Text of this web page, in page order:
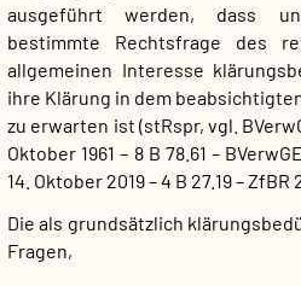
ausgeführt werden, dass
bestimmte Rechtsfrage des
allgemeinen Interesse
ihre Klärung in dem
zu erwarten ist (stRspr, vgl.
Oktober 1961 – 8 B 78.61 –
14. Oktober 2019 – 4 B 27.19 – ZfBR
Die als grundsätzlich
Fragen,